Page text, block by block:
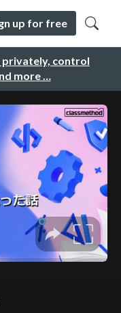
privately, control
more …
up for free